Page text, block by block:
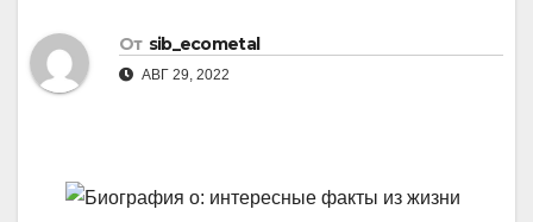
От sib_ecometal
АВГ 29, 2022